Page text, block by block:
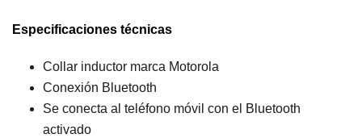
Especificaciones técnicas
Collar inductor marca Motorola
Conexión Bluetooth
Se conecta al teléfono móvil con el Bluetooth
activado